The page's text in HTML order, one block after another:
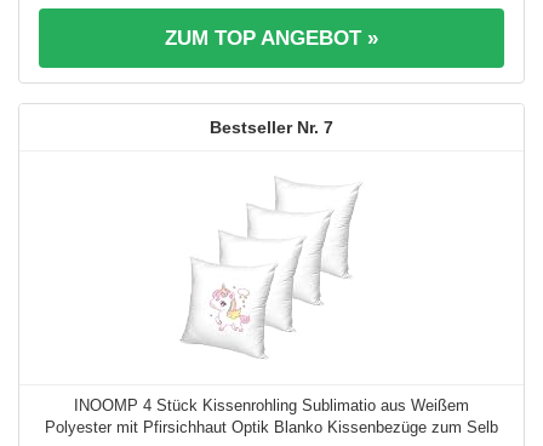
ZUM TOP ANGEBOT »
7
INOOMP 4 Stück Kissenrohling Sublimatio aus Weißem
Polyester mit Pfirsichhaut Optik Blanko Kissenbezüge zum Selb